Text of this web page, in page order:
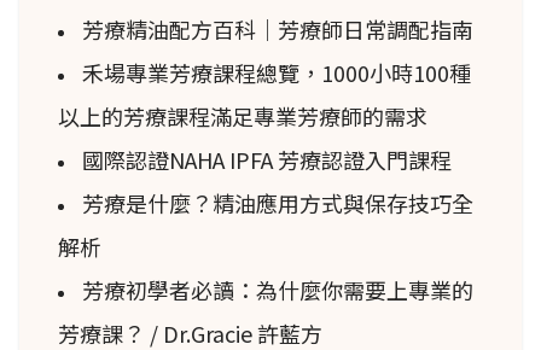
芳療精油配方百科｜芳療師日常調配指南
禾場專業芳療課程總覽，1000小時100種
以上的芳療課程滿足專業芳療師的需求
國際認證NAHA IPFA 芳療認證入門課程
芳療是什麼？精油應用方式與保存技巧全
解析
芳療初學者必讀：為什麼你需要上專業的
芳療課？ / Dr.Gracie 許藍方